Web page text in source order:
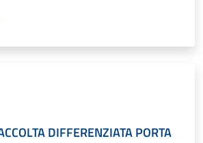
DIFFERENZIATA PORTA